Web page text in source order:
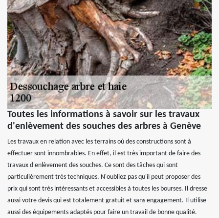
Toutes les informations à savoir sur les travaux
d'enlèvement des souches des arbres à Genève
Les travaux en relation avec les terrains où des constructions sont à
effectuer sont innombrables. En effet, il est très important de faire des
travaux d'enlèvement des souches. Ce sont des tâches qui sont
particulièrement très techniques. N'oubliez pas qu'il peut proposer des
prix qui sont très intéressants et accessibles à toutes les bourses. Il dresse
aussi votre devis qui est totalement gratuit et sans engagement. Il utilise
aussi des équipements adaptés pour faire un travail de bonne qualité.